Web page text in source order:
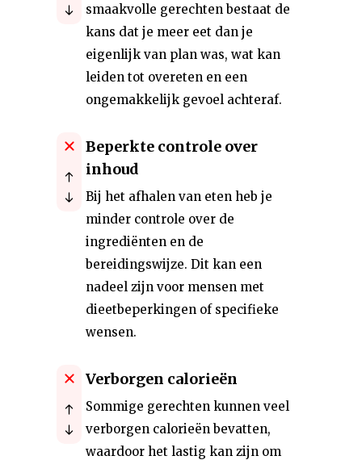
smaakvolle gerechten bestaat de
kans dat je meer eet dan je
eigenlijk van plan was, wat kan
leiden tot overeten en een
ongemakkelijk gevoel achteraf.
Beperkte controle over
inhoud
Bij het afhalen van eten heb je
minder controle over de
ingrediënten en de
bereidingswijze. Dit kan een
nadeel zijn voor mensen met
dieetbeperkingen of specifieke
wensen.
Verborgen calorieën
Sommige gerechten kunnen veel
verborgen calorieën bevatten,
waardoor het lastig kan zijn om